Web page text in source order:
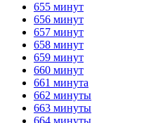
655 минут
656 минут
657 минут
658 минут
659 минут
660 минут
661 минута
662 минуты
663 минуты
664 минуты